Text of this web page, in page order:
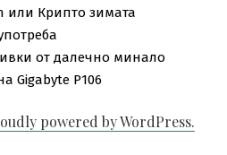
или Крипто зимата
от далечно минало
Gigabyte P106
powered by WordPress.